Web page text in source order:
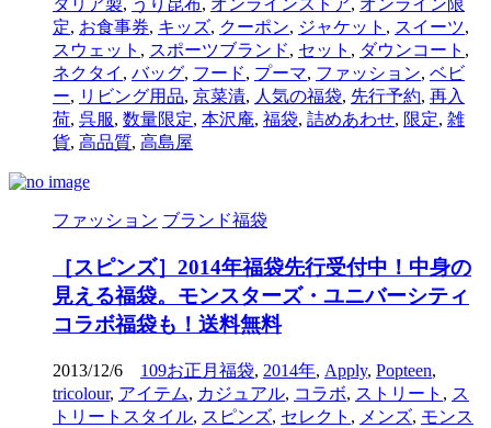
タリア製, うり昆布, オンラインストア, オンライン限
定, お食事券, キッズ, クーポン, ジャケット , スイーツ,
スウェット , スポーツブランド, セット , ダウンコート ,
ネクタイ , バッグ, フード, プーマ, ファッション, ベビ
ー, リビング用品, 京菜漬, 人気の福袋, 先行予約, 再入
荷, 呉服, 数量限定, 本沢庵, 福袋, 詰めあわせ, 限定, 雑
貨, 高品質, 高島屋
ファッション ブランド福袋
［スピンズ］2014年福袋先行受付中！中身の
見える福袋。モンスターズ・ユニバーシティ
コラボ福袋も！送料無料
2013/12/6 109お正月福袋, 2014年, Apply, Popteen,
tricolour, アイテム, カジュアル, コラボ, ストリート , ス
トリートスタイル, スピンズ, セレクト , メンズ, モンス